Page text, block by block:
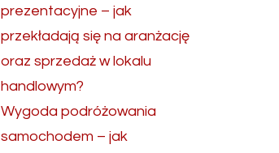
prezentacyjne – jak
przekładają się na aranżację
oraz sprzedaż w lokalu
handlowym?
Wygoda podróżowania
samochodem – jak